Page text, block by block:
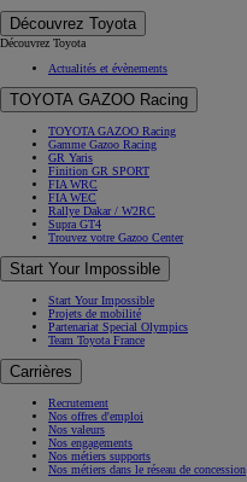
Découvrez Toyota
Découvrez Toyota
Actualités et évènements
TOYOTA GAZOO Racing
TOYOTA GAZOO Racing
Gamme Gazoo Racing
GR Yaris
Finition GR SPORT
FIA WRC
FIA WEC
Rallye Dakar / W2RC
Supra GT4
Trouvez votre Gazoo Center
Start Your Impossible
Start Your Impossible
Projets de mobilité
Partenariat Special Olympics
Team Toyota France
Carrières
Recrutement
Nos offres d'emploi
Nos valeurs
Nos engagements
Nos métiers supports
Nos métiers dans le réseau de concession